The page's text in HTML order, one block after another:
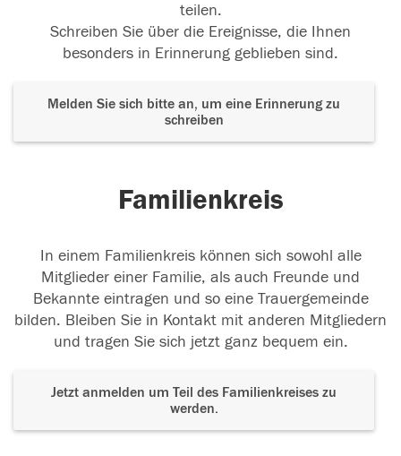
teilen.
Schreiben Sie über die Ereignisse, die Ihnen
besonders in Erinnerung geblieben sind.
Melden Sie sich bitte an, um eine Erinnerung zu
schreiben
Familienkreis
In einem Familienkreis können sich sowohl alle
Mitglieder einer Familie, als auch Freunde und
Bekannte eintragen und so eine Trauergemeinde
bilden. Bleiben Sie in Kontakt mit anderen Mitgliedern
und tragen Sie sich jetzt ganz bequem ein.
Jetzt anmelden um Teil des Familienkreises zu
werden.